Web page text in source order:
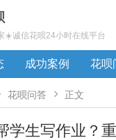
☀️诚信花呗24小时在线平台
成功案例 花呗
花呗问答  正文
学生写作业？